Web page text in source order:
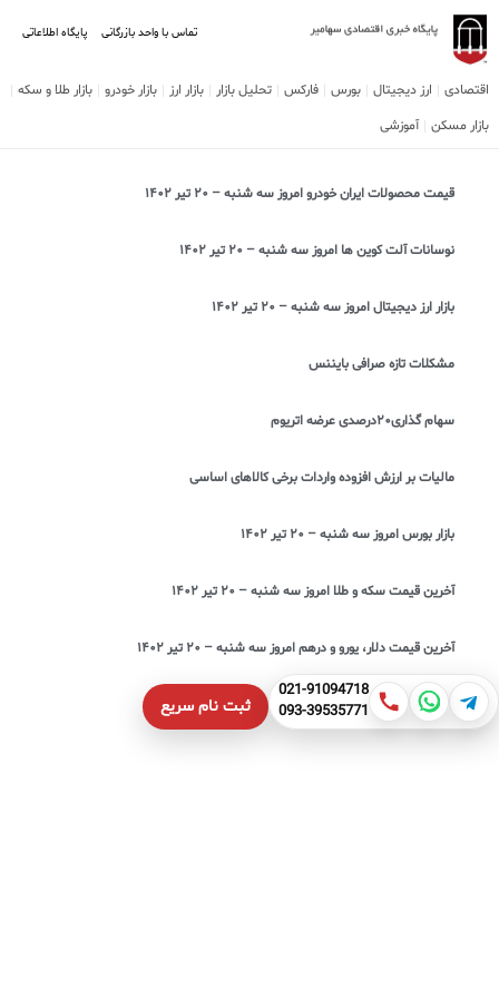
تماس با واحد بازرگانی پایگاه اطلاعاتی
اقتصادی ارز دیجیتال بورس فارکس تحلیل بازار بازار ارز بازار خودرو
بازار طلا و سکه
بازار مسکن
آموزشی
قیمت محصولات ایران خودرو امروز سه شنبه – ۲۰ تیر ۱۴۰۲
نوسانات آلت کوین ها امروز سه شنبه – ۲۰ تیر ۱۴۰۲
بازار ارز دیجیتال امروز سه شنبه – ۲۰ تیر ۱۴۰۲
مشکلات تازه صرافی بایننس
سهام‌ گذاری۲۰درصدی عرضه اتریوم
مالیات بر ارزش افزوده واردات برخی کالاهای اساسی
بازار بورس امروز سه شنبه – ۲۰ تیر ۱۴۰۲
آخرین قیمت سکه و طلا امروز سه شنبه – ۲۰ تیر ۱۴۰۲
آخرین قیمت دلار، یورو و درهم امروز سه شنبه – ۲۰ تیر ۱۴۰۲
021-91094718
093-39535771
ثبت نام سریع